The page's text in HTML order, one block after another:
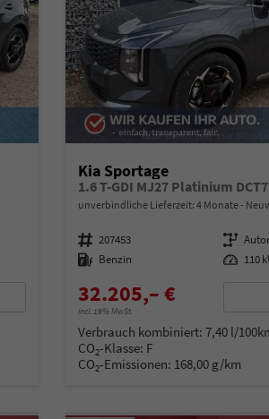
Kia Sportage
1.6 T-GDI MJ27 Platinium DCT7
unverbindliche Lieferzeit:4 Monate
Fahrzeugnummer 207453 Getriebe
Kraftstoff Benzin Leistung 110
32.205,– €
incl. 19% MwSt.
Verbrauch kombiniert:7,40 l/
CO2-Klasse: F
CO2-Emissionen: 168,00 g/km